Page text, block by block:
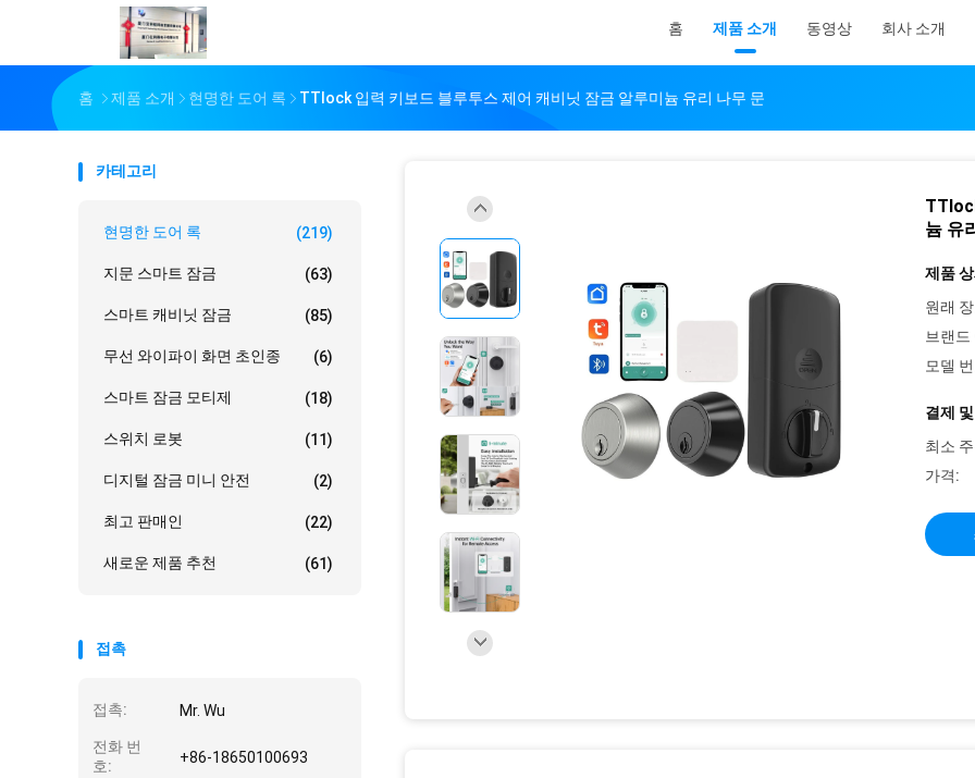
홈 제품 소개 동영상 회사 소개
홈 제품 소개 현명한 도어 록 TTlock 입력 키보드 블루투스 제어 캐비닛 잠금 알루미늄 유리 나무 문
카테고리
현명한 도어 록 (219)
지문 스마트 잠금 (63)
스마트 캐비닛 잠금 (85)
무선 와이파이 화면 초인종 (6)
스마트 잠금 모티제 (18)
스위치 로봇 (11)
디지털 잠금 미니 안전 (2)
최고 판매인 (22)
새로운 제품 추천 (61)
접촉
접촉: Mr. Wu
전화 번
호:
+86-18650100693
늄 유
제품
원래
브랜드
모델
결제
최소
가격: